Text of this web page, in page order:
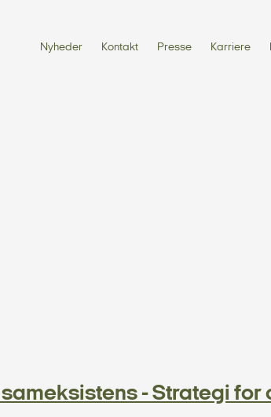
Nyheder Kontakt Presse Karriere
- Strategi for